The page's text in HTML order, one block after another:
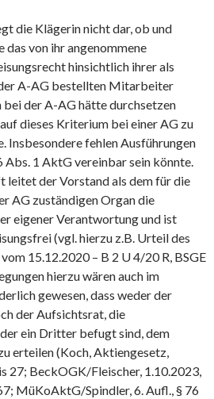
die Klägerin nicht dar, ob und
das von ihr angenommene
hinsichtlich ihrer als
A-AG bestellten Mitarbeiter
der A-AG hätte durchsetzen
dieses Kriterium bei einer AG zu
Insbesondere fehlen Ausführungen
Abs. 1 AktG vereinbar sein könnte.
leitet der Vorstand als dem für die
AG zuständigen Organ die
eigener Verantwortung und ist
(vgl. hierzu z.B. Urteil des
15.12.2020 – B 2 U 4/20 R, BSGE
hierzu wären auch im
gewesen, dass weder der
der Aufsichtsrat, die
ein Dritter befugt sind, dem
erteilen (Koch, Aktiengesetz,
27; BeckOGK/Fleischer, 1.10.2023,
MüKoAktG/Spindler, 6. Aufl., § 76